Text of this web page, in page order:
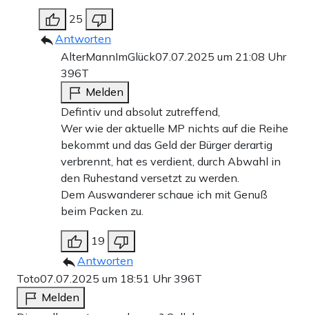
25
Antworten
AlterMannImGlück07.07.2025 um 21:08 Uhr
396T
Melden
Defintiv und absolut zutreffend,
Wer wie der aktuelle MP nichts auf die Reihe
bekommt und das Geld der Bürger derartig
verbrennt, hat es verdient, durch Abwahl in
den Ruhestand versetzt zu werden.
Dem Auswanderer schaue ich mit Genuß
beim Packen zu.
19
Antworten
Toto07.07.2025 um 18:51 Uhr396T
Melden